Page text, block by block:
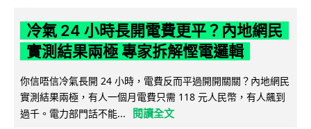
冷氣 24 小時長開電費更平？內地網民
實測結果兩極 專家拆解慳電邏輯
你信唔信冷氣長開 24 小時，電費反而平過開開關關？內地網民
實測結果兩極，有人一個月電費只需 118 元人民幣，有人飆到
過千。電力部門話不能...
閱讀全文